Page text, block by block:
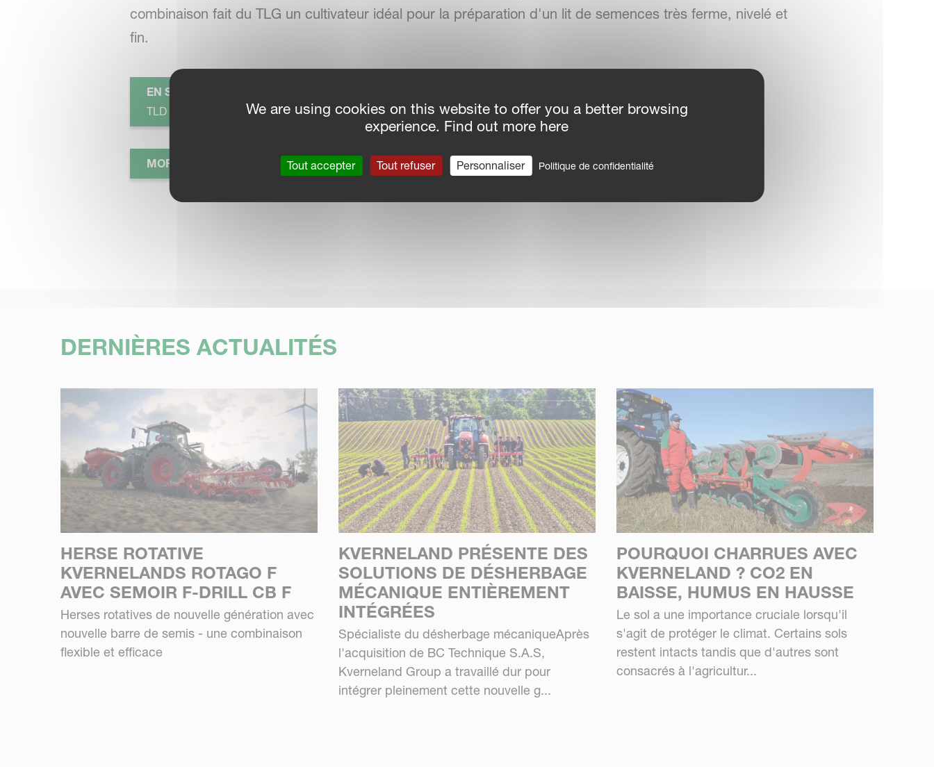
combinaison fait du TLG un cultivateur idéal pour la préparation d'un lit de semences très ferme, nivelé et
fin.
EN SAVOIR PLUS
TLD | TLG
MORE INFORMATION - KVERNELAND-TLG
DERNIÈRES ACTUALITÉS
HERSE ROTATIVE
KVERNELANDS ROTAGO F
AVEC SEMOIR F-DRILL CB F
Herses rotatives de nouvelle génération avec
nouvelle barre de semis - une combinaison
flexible et efficace
KVERNELAND PRÉSENTE DES
SOLUTIONS DE DÉSHERBAGE
MÉCANIQUE ENTIÈREMENT
INTÉGRÉES
Spécialiste du désherbage mécaniqueAprès
l'acquisition de BC Technique S.A.S,
Kverneland Group a travaillé dur pour
intégrer pleinement cette nouvelle g...
POURQUOI CHARRUES AVEC
KVERNELAND ? CO2 EN
BAISSE, HUMUS EN HAUSSE
Le sol a une importance cruciale lorsqu'il
s'agit de protéger le climat. Certains sols
restent intacts tandis que d'autres sont
consacrés à l'agricultur...
We are using cookies on this website to offer you a better browsing
experience. Find out more here
Tout accepter Tout refuser Personnaliser Politique de confidentialité